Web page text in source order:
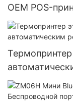
OEM POS-
Термопринтер